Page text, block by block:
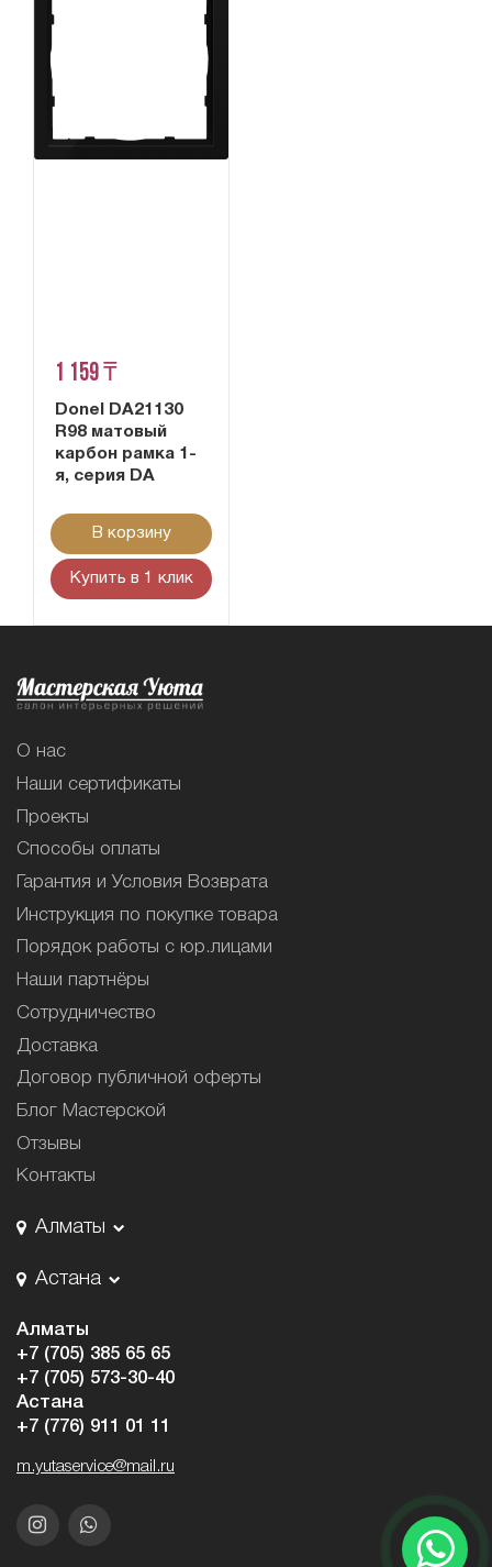
1 159 ₸
Donel DA21130
R98 матовый
карбон рамка 1-
я, серия DA
В корзину
Купить в 1 клик
О нас
Наши сертификаты
Проекты
Способы оплаты
Гарантия и Условия Возврата
Инструкция по покупке товара
Порядок работы с юр.лицами
Наши партнёры
Сотрудничество
Доставка
Договор публичной оферты
Блог Мастерской
Отзывы
Контакты
Алматы
Астана
Алматы
+7 (705) 385 65 65
+7 (705) 573-30-40
Астана
+7 (776) 911 01 11
m.yutaservice@mail.ru